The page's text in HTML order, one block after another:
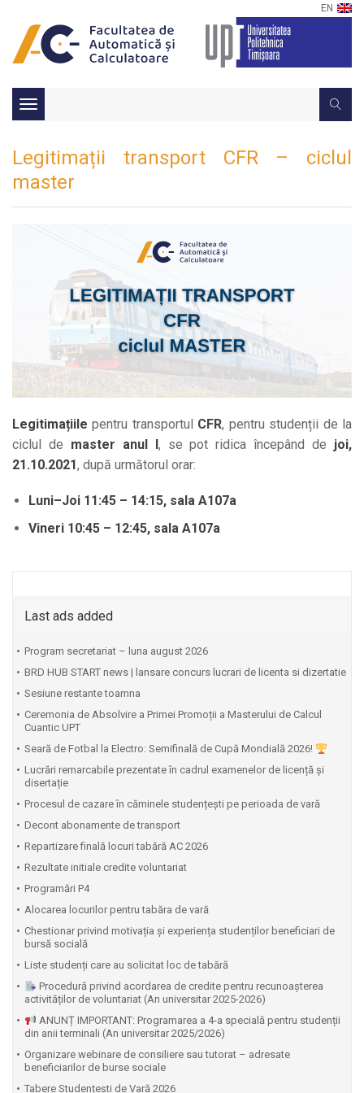
EN
Toggle
navigation
Legitimații transport CFR – ciclul
master
Legitimațiile pentru transportul CFR, pentru studenții de la
ciclul de master anul I , se pot ridica începând de joi,
21.10.2021, după următorul orar:
Luni–Joi 11:45 – 14:15, sala A107a
Vineri 10:45 – 12:45, sala A107a
Last ads added
Program secretariat – luna august 2026
BRD HUB START news | lansare concurs lucrari de licenta si dizertatie
Sesiune restante toamna
Ceremonia de Absolvire a Primei Promoții a Masterului de Calcul
Cuantic UPT
⁠Seară de Fotbal la Electro: Semifinală de Cupă Mondială 2026!
Lucrări remarcabile prezentate în cadrul examenelor de licență și
disertație
Procesul de cazare în căminele studențești pe perioada de vară
Decont abonamente de transport
Repartizare finală locuri tabără AC 2026
Rezultate initiale credite voluntariat
Programări P4
Alocarea locurilor pentru tabăra de vară
Chestionar privind motivația și experiența studenților beneficiari de
bursă socială
Liste studenți care au solicitat loc de tabără
Procedură privind acordarea de credite pentru recunoașterea
activităților de voluntariat (An universitar 2025-2026)
ANUNȚ IMPORTANT: Programarea a 4-a specială pentru studenții
din anii terminali (An universitar 2025/2026)
Organizare webinare de consiliere sau tutorat – adresate
beneficiarilor de burse sociale
Tabere Studențești de Vară 2026